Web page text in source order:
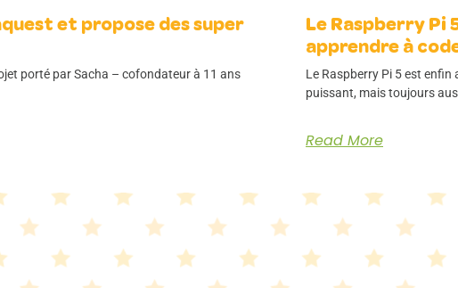
et propose des super
porté par Sacha – cofondateur à 11 ans
Le Raspberry Pi
apprendre à
Le Raspberry Pi 5 est enfin
puissant, mais toujours
Read More